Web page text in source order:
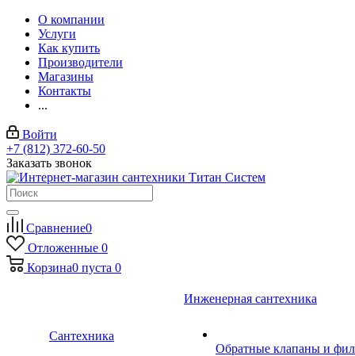
О компании
Услуги
Как купить
Производители
Магазины
Контакты
...
Войти
+7 (812) 372-60-50
Заказать звонок
Сравнение0
Отложенные 0
Корзина0 пуста 0
Сантехника
Инженерная сантехника
Обратные клапаны и